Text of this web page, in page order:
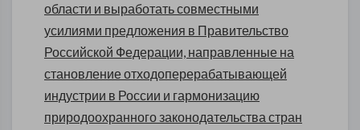
области и выработать совместными
усилиями предложения в Правительство
Российской Федерации, направленные на
становление отходоперерабатывающей
индустрии в России и гармонизацию
природоохранного законодательства стран